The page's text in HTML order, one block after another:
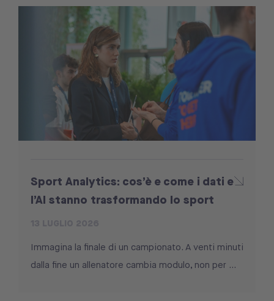
Sport Analytics: cos’è e come i dati e
l’AI stanno trasformando lo sport
Immagina la finale di un campionato. A venti minuti
dalla fine un allenatore cambia modulo, non per ...